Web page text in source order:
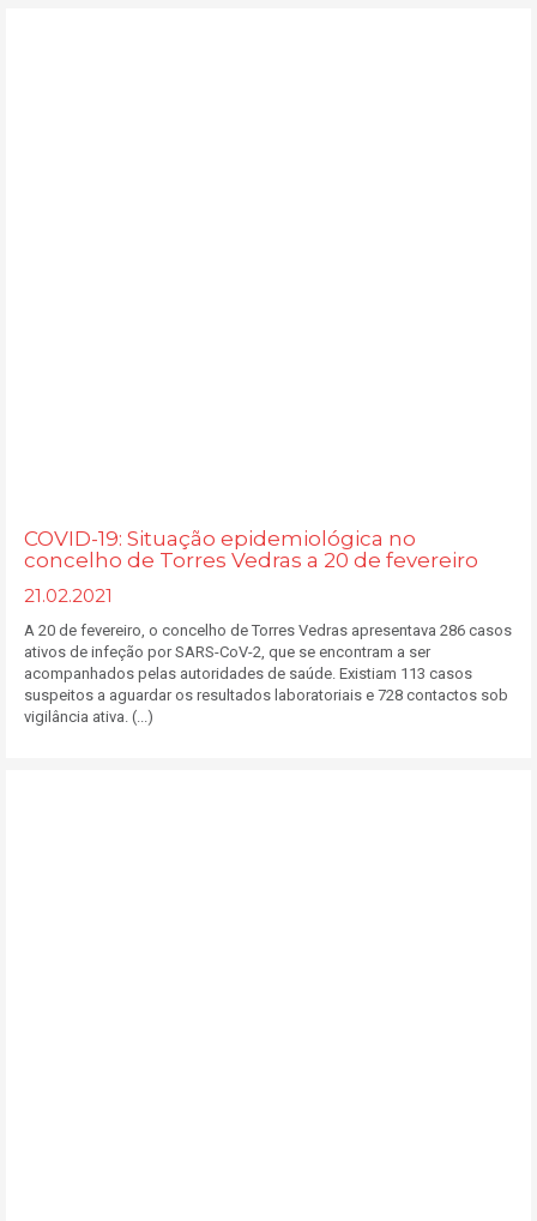
COVID-19: Situação epidemiológica no
concelho de Torres Vedras a 20 de fevereiro
21.02.2021
A 20 de fevereiro, o concelho de Torres Vedras apresentava 286 casos
ativos de infeção por SARS-CoV-2, que se encontram a ser
acompanhados pelas autoridades de saúde. Existiam 113 casos
suspeitos a aguardar os resultados laboratoriais e 728 contactos sob
vigilância ativa. (...)